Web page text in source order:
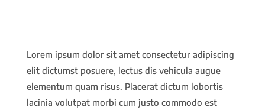
Lorem ipsum dolor sit amet consectetur adipiscing
elit dictumst posuere, lectus dis vehicula augue
elementum quam risus. Placerat dictum lobortis
lacinia volutpat morbi cum justo commodo est